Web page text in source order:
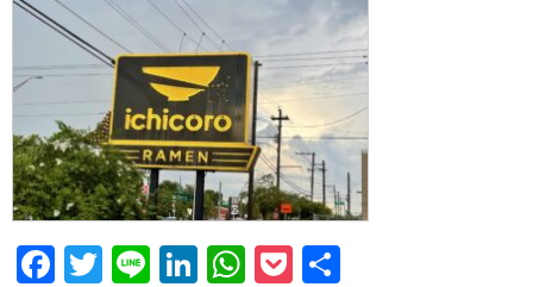
F
T
Li
Li
W P